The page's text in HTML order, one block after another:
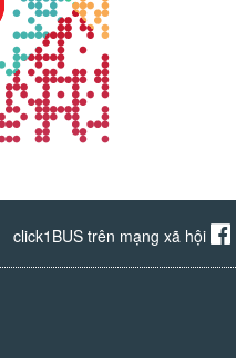
click1BUS trên mạng xã hội